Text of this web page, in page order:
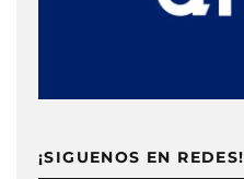
¡SIGUENOS EN REDES!